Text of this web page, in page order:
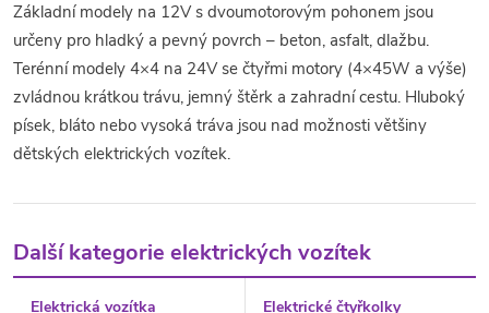
Základní modely na 12V s dvoumotorovým pohonem jsou
určeny pro hladký a pevný povrch – beton, asfalt, dlažbu.
Terénní modely 4×4 na 24V se čtyřmi motory (4×45W a výše)
zvládnou krátkou trávu, jemný štěrk a zahradní cestu. Hluboký
písek, bláto nebo vysoká tráva jsou nad možnosti většiny
dětských elektrických vozítek.
Další kategorie elektrických vozítek
Elektrická vozítka Elektrické čtyřkolky